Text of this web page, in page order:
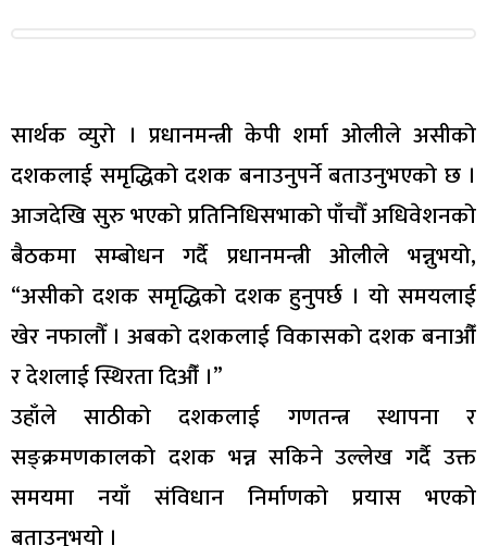
सार्थक व्युरो । प्रधानमन्त्री केपी शर्मा ओलीले असीको
दशकलाई समृद्धिको दशक बनाउनुपर्ने बताउनुभएको छ ।
आजदेखि सुरु भएको प्रतिनिधिसभाको पाँचौँ अधिवेशनको
बैठकमा सम्बोधन गर्दै प्रधानमन्त्री ओलीले भन्नुभयो,
“असीको दशक समृद्धिको दशक हुनुपर्छ । यो समयलाई
खेर नफालौँ । अबको दशकलाई विकासको दशक बनाऔँ
र देशलाई स्थिरता दिऔँ ।”
उहाँले साठीको दशकलाई गणतन्त्र स्थापना र
सङ्क्रमणकालको दशक भन्न सकिने उल्लेख गर्दै उक्त
समयमा नयाँ संविधान निर्माणको प्रयास भएको
बताउनुभयो ।